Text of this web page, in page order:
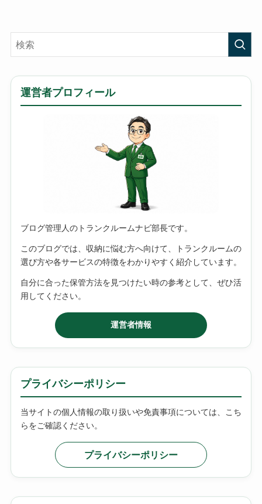
運営者プロフィール
ブログ管理人のトランクルームナビ部長です。
このブログでは、収納に悩む方へ向けて、トランクルームの
選び方や各サービスの特徴をわかりやすく紹介しています。
自分に合った保管方法を見つけたい時の参考として、ぜひ活
用してください。
運営者情報
プライバシーポリシー
当サイトの個人情報の取り扱いや免責事項については、こち
らをご確認ください。
プライバシーポリシー